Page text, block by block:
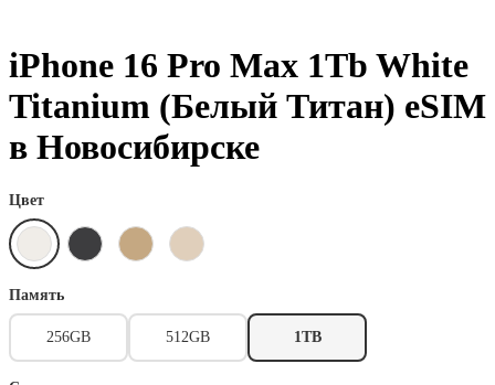
iPhone 16 Pro Max 1Tb White
Titanium (Белый Титан) eSIM
в Новосибирске
Цвет
Память
256GB 512GB 1TB